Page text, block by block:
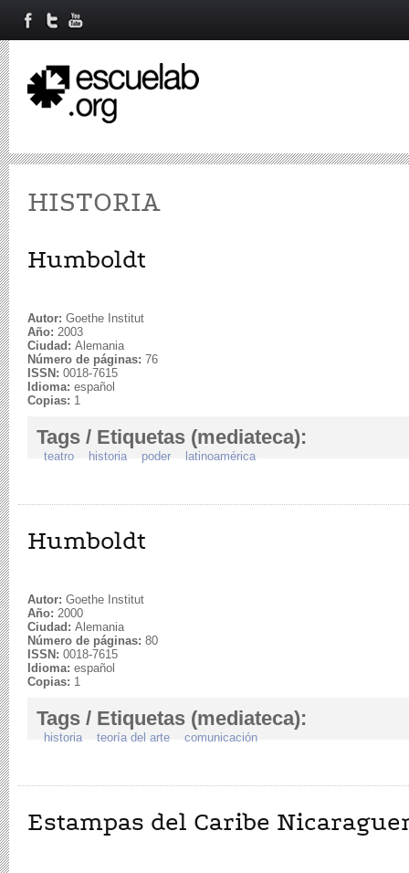
HISTORIA
Humboldt
Autor: Goethe Institut
Año: 2003
Ciudad: Alemania
Número de páginas: 76
ISSN: 0018-7615
Idioma: español
Copias: 1
Tags / Etiquetas (mediateca):
teatro historia poder latinoamérica
Humboldt
Autor: Goethe Institut
Año: 2000
Ciudad: Alemania
Número de páginas: 80
ISSN: 0018-7615
Idioma: español
Copias: 1
Tags / Etiquetas (mediateca):
historia teoría del arte comunicación
Estampas del Caribe